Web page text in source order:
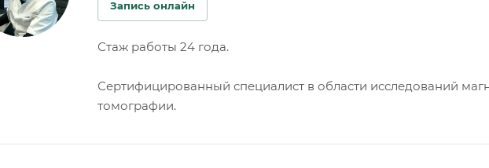
Запись онлайн
Стаж работы 24 года.
Сертифицированный специалист в области исследований
томографии.